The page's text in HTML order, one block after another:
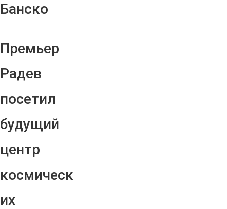
Банско
Премьер
Радев
посетил
будущий
центр
космическ
их